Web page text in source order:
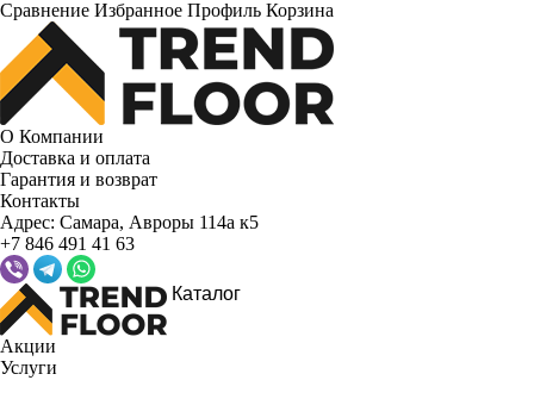
Сравнение Избранное Профиль Корзина
О Компании
Доставка и оплата
Гарантия и возврат
Контакты
Адрес: Самара, Авроры 114а к5
+7 846 491 41 63
Каталог
Акции
Услуги